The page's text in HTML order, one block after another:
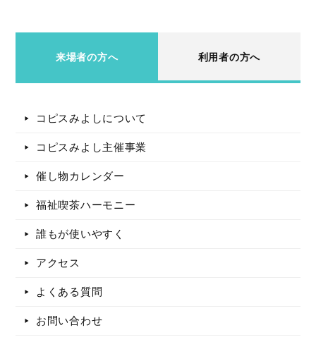
来場者の方へ 利用者の方へ
コピスみよしについて
コピスみよし主催事業
催し物カレンダー
福祉喫茶ハーモニー
誰もが使いやすく
アクセス
よくある質問
お問い合わせ